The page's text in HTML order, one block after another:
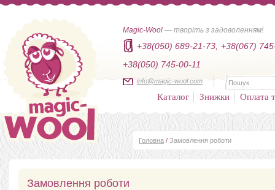
Magic-Wool — творіть з задоволенням!
+38(050) 689-21-73,
+38(067)
+38(050) 745-00-11
info@magic-wool.com
Каталог Знижки Оплата
Головна / Замовлення роботи
Замовлення роботи